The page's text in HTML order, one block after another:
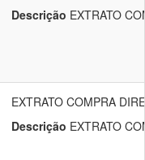
Descrição EXTRATO
EXTRATO COMPRA
Descrição EXTRATO